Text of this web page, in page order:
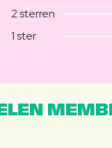
2 sterren
1 ster